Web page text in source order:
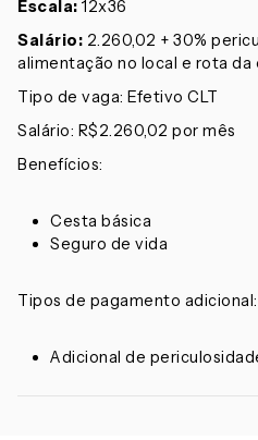
Escala: 12x36
Salário: 2.260,02 + 30%
alimentação no local e rota da
Tipo de vaga: Efetivo CLT
Salário: R$2.260,02 por mês
Benefícios:
Cesta básica
Seguro de vida
Tipos de pagamento adicional:
Adicional de